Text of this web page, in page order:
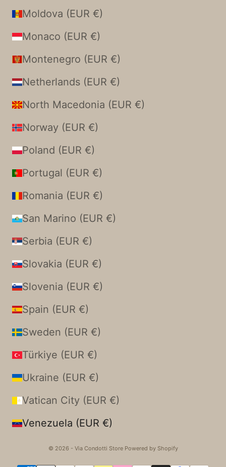
Moldova (EUR €)
Monaco (EUR €)
Montenegro (EUR €)
Netherlands (EUR €)
North Macedonia (EUR €)
Norway (EUR €)
Poland (EUR €)
Portugal (EUR €)
Romania (EUR €)
San Marino (EUR €)
Serbia (EUR €)
Slovakia (EUR €)
Slovenia (EUR €)
Spain (EUR €)
Sweden (EUR €)
Türkiye (EUR €)
Ukraine (EUR €)
Vatican City (EUR €)
Venezuela (EUR €)
© 2026 - Via Condotti Store Powered by Shopify